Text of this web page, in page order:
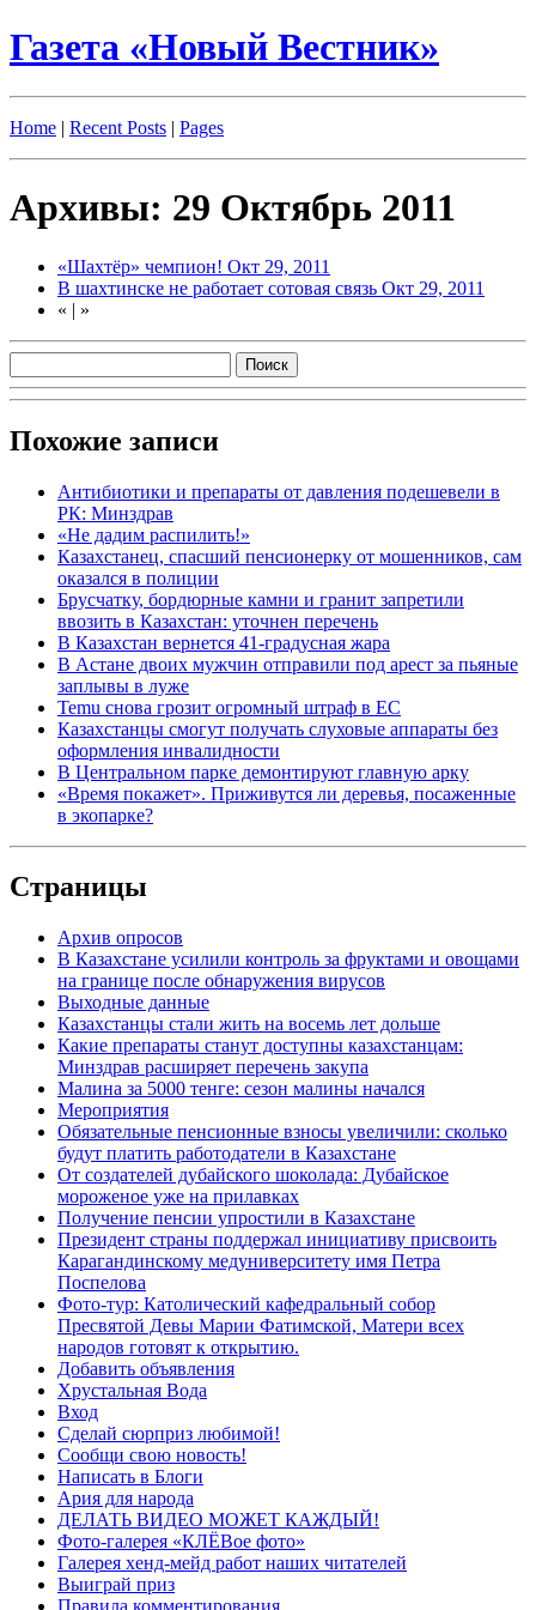
Газета «Новый Вестник»
Home | Recent Posts | Pages
Архивы: 29 Октябрь 2011
«Шахтёр» чемпион! Окт 29, 2011
В шахтинске не работает сотовая связь Окт 29, 2011
« | »
Похожие записи
Антибиотики и препараты от давления подешевели в
РК: Минздрав
«Не дадим распилить!»
Казахстанец, спасший пенсионерку от мошенников, сам
оказался в полиции
Брусчатку, бордюрные камни и гранит запретили
ввозить в Казахстан: уточнен перечень
В Казахстан вернется 41-градусная жара
В Астане двоих мужчин отправили под арест за пьяные
заплывы в луже
Temu снова грозит огромный штраф в ЕС
Казахстанцы смогут получать слуховые аппараты без
оформления инвалидности
В Центральном парке демонтируют главную арку
«Время покажет». Приживутся ли деревья, посаженные
в экопарке?
Страницы
Архив опросов
В Казахстане усилили контроль за фруктами и овощами
на границе после обнаружения вирусов
Выходные данные
Казахстанцы стали жить на восемь лет дольше
Какие препараты станут доступны казахстанцам:
Минздрав расширяет перечень закупа
Малина за 5000 тенге: сезон малины начался
Мероприятия
Обязательные пенсионные взносы увеличили: сколько
будут платить работодатели в Казахстане
От создателей дубайского шоколада: Дубайское
мороженое уже на прилавках
Получение пенсии упростили в Казахстане
Президент страны поддержал инициативу присвоить
Карагандинскому медуниверситету имя Петра
Поспелова
Фото-тур: Католический кафедральный собор
Пресвятой Девы Марии Фатимской, Матери всех
народов готовят к открытию.
Добавить объявления
Хрустальная Вода
Вход
Сделай сюрприз любимой!
Сообщи свою новость!
Написать в Блоги
Ария для народа
ДЕЛАТЬ ВИДЕО МОЖЕТ КАЖДЫЙ!
Фото-галерея «КЛЁВое фото»
Галерея хенд-мейд работ наших читателей
Выиграй приз